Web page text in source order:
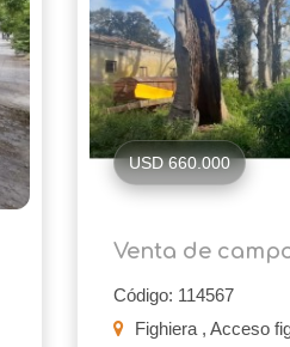
USD 660.000
Venta de
Código: 114567
Fighiera , Acceso